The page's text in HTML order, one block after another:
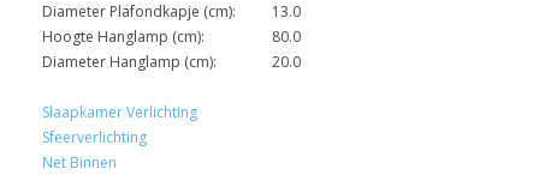
Diameter Plafondkapje (cm):
13.0
Hoogte Hanglamp (cm):
80.0
Diameter Hanglamp (cm):
20.0
Slaapkamer Verlichting
Sfeerverlichting
Net Binnen